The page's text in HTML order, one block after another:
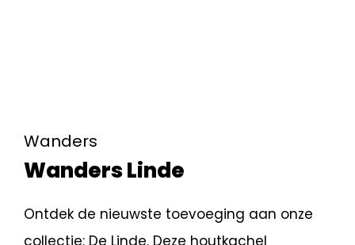
Wanders
Wanders Linde
Ontdek de nieuwste toevoeging aan onze